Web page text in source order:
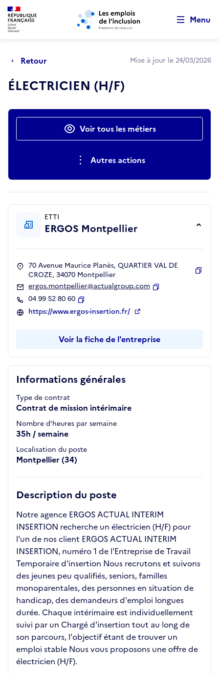
Aller au menu principal Aller au contenu principal
Menu
Retour Mise à jour le 24/03/2026
ÉLECTRICIEN (H/F)
Actions rapidesVoir tous les métiers
Autres actions
Informations générales
Type de contrat
Contrat de mission intérimaire
Nombre d'heures par semaine
35h / semaine
Localisation du poste
Montpellier (34)
Description du poste
Notre agence ERGOS ACTUAL INTERIM
INSERTION recherche un électricien (H/F) pour
l'un de nos client ERGOS ACTUAL INTERIM
INSERTION, numéro 1 de l'Entreprise de Travail
Temporaire d'insertion Nous recrutons et suivons
des jeunes peu qualifiés, seniors, familles
monoparentales, des personnes en situation de
handicap, des demandeurs d'emploi longues
durée. Chaque intérimaire est individuellement
suivi par un Chargé d'insertion tout au long de
son parcours, l'objectif étant de trouver un
emploi stable Nous vous proposons une offre de
électricien (H/F).
ETTI
ERGOS Montpellier
70 Avenue Maurice Planès, QUARTIER VAL DE
CROZE, 34070 Montpellier
ergos.montpellier@actualgroup.com
04 99 52 80 60
Copier
https://www.ergos-insertion.fr/
Voir la fiche de l'entreprise
Retour au début de la page
Panneau de gestion des cookies